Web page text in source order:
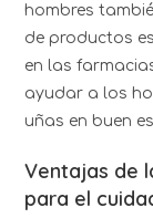
hombres
de productos
en las
ayudar a los
uñas en buen
Ventajas de
para el